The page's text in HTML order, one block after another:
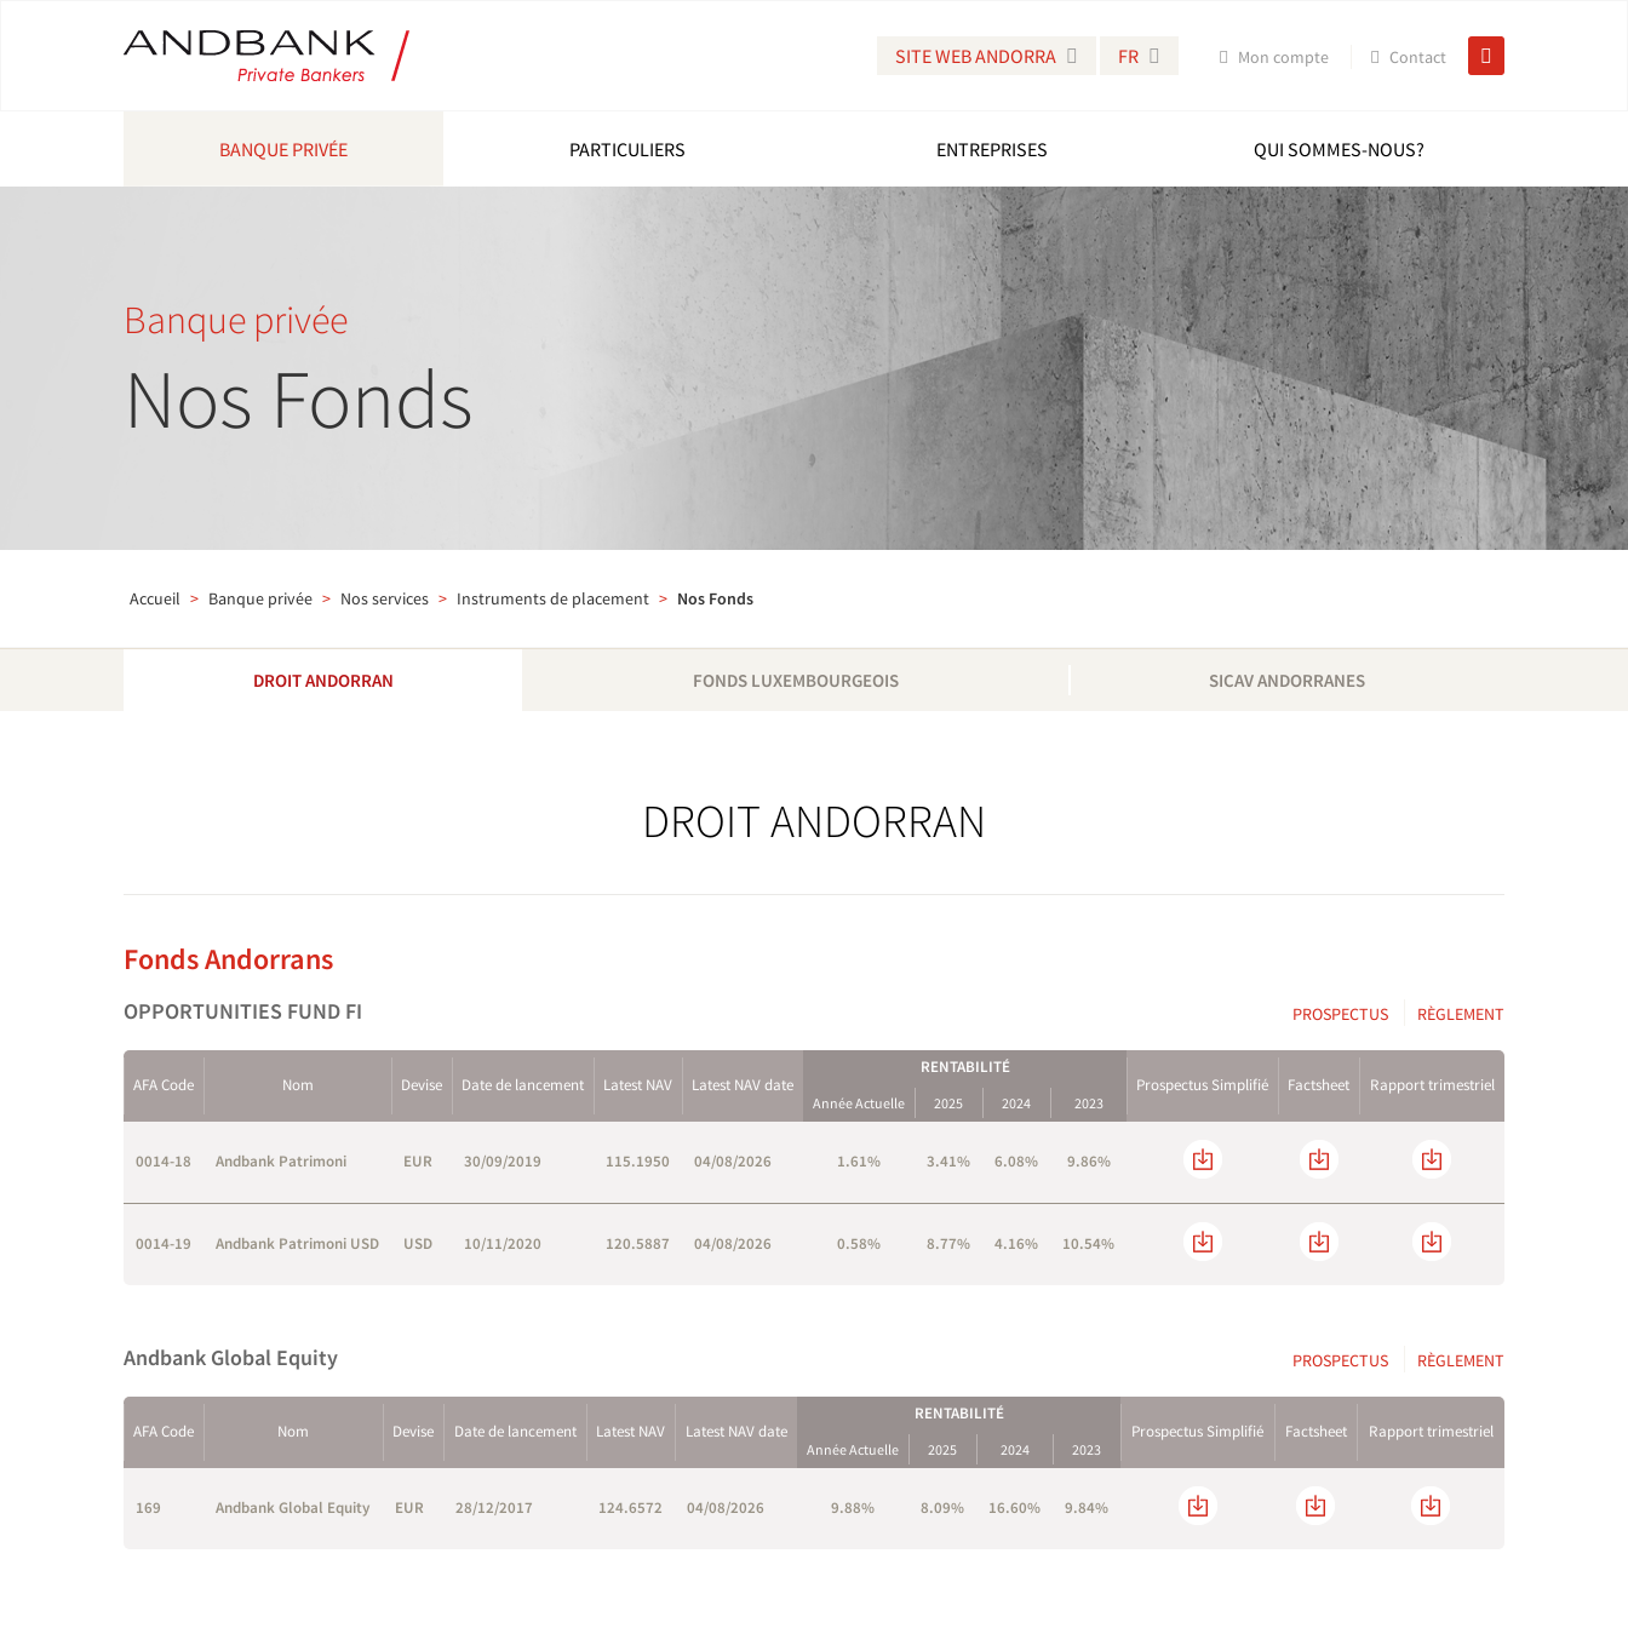
SITE WEB ANDORRA FR Mon compte Contact
BANQUE PRIVÉE PARTICULIERS ENTREPRISES QUI SOMMES-NOUS?
Banque privée
Nos Fonds
Accueil > Banque privée > Nos services > Instruments de placement > Nos Fonds
DROIT ANDORRAN FONDS LUXEMBOURGEOIS SICAV ANDORRANES
DROIT ANDORRAN
Fonds Andorrans
OPPORTUNITIES FUND FI PROSPECTUS RÈGLEMENT
AFA Code Nom Devise Date de lancement Latest NAV Latest NAV date
RENTABILITÉ
Prospectus Simplifié
Factsheet Rapport trimestriel
Année Actuelle 2025 2024 2023
0014-18 Andbank Patrimoni EUR 30/09/2019 115.1950 04/08/2026 1.61% 3.41% 6.08% 9.86%
0014-19 Andbank Patrimoni USD USD 10/11/2020 120.5887 04/08/2026 0.58% 8.77% 4.16% 10.54%
Andbank Global Equity PROSPECTUS RÈGLEMENT
AFA Code Nom Devise Date de lancement Latest NAV Latest NAV date
RENTABILITÉ
Prospectus Simplifié
Factsheet Rapport trimestriel
Année Actuelle 2025 2024 2023
169 Andbank Global Equity EUR 28/12/2017 124.6572 04/08/2026 9.88% 8.09% 16.60% 9.84%